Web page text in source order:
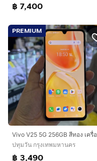
฿ 7,400
PREMIUM
ปทุมวัน กรุงเทพมหานคร
฿ 3,490